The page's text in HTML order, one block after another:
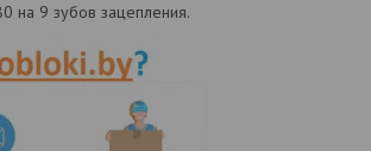
на 9 зубов зацепления.